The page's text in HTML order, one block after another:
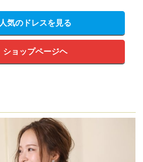
人気のドレスを見る
ショップページヘ